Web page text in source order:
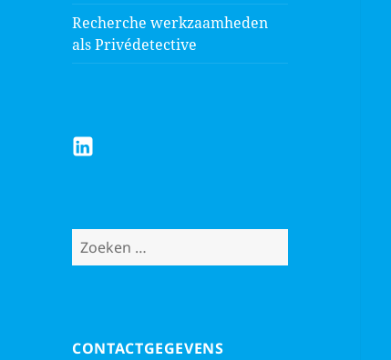
Recherche werkzaamheden
als Privédetective
Linkedin
van
Munsteren
Zoeken
naar:
CONTACTGEGEVENS